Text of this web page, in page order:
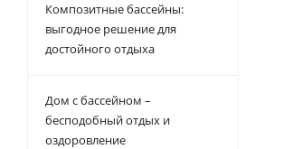
Композитные бассейны:
выгодное решение для
достойного отдыха
Дом с бассейном –
бесподобный отдых и
оздоровление